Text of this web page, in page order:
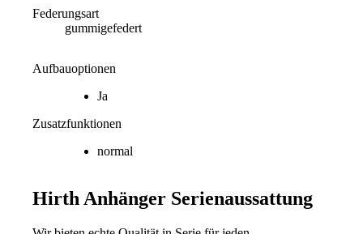
Federungsart
gummigefedert
Aufbauoptionen
Ja
Zusatzfunktionen
normal
Hirth Anhänger Serienaussattung